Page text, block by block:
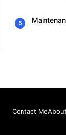
Contact Me